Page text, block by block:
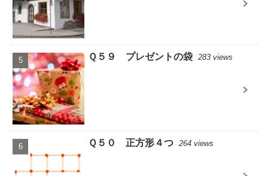
Ｑ５９ プレゼントの袋 283 views
Ｑ５０ 正方形４つ 264 views